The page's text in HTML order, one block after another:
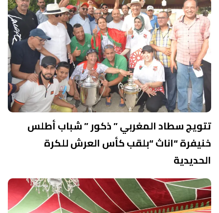
تتويج سطاد المغربي ” ذكور ” شباب أطلس
خنيفرة “اناث “بلقب كأس العرش للكرة
الحديدية